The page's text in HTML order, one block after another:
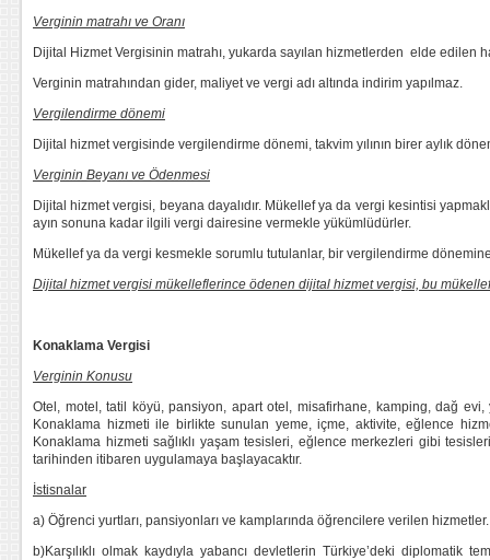
Verginin matrahı ve Oranı
Dijital Hizmet Vergisinin matrahı, yukarda sayılan hizmetlerden elde edilen
Verginin matrahından gider, maliyet ve vergi adı altında indirim yapılmaz.
Vergilendirme dönemi
Dijital hizmet vergisinde vergilendirme dönemi, takvim yılının birer aylık
Verginin Beyanı ve Ödenmesi
Dijital hizmet vergisi, beyana dayalıdır. Mükellef ya da vergi kesintisi
ayın sonuna kadar ilgili vergi dairesine vermekle yükümlüdürler.
Mükellef ya da vergi kesmekle sorumlu tutulanlar, bir vergilendirme
Dijital hizmet vergisi mükelleflerince ödenen dijital hizmet vergisi, bu
Konaklama Vergisi
Verginin Konusu
Otel, motel, tatil köyü, pansiyon, apart otel, misafirhane, kamping, dağ
Konaklama hizmeti ile birlikte sunulan yeme, içme, aktivite, eğlence
Konaklama hizmeti sağlıklı yaşam tesisleri, eğlence merkezleri gibi
tarihinden itibaren uygulamaya başlayacaktır.
İstisnalar
a) Öğrenci yurtları, pansiyonları ve kamplarında öğrencilere verilen hizmetler.
b)Karşılıklı olmak kaydıyla yabancı devletlerin Türkiye’deki diplomatik